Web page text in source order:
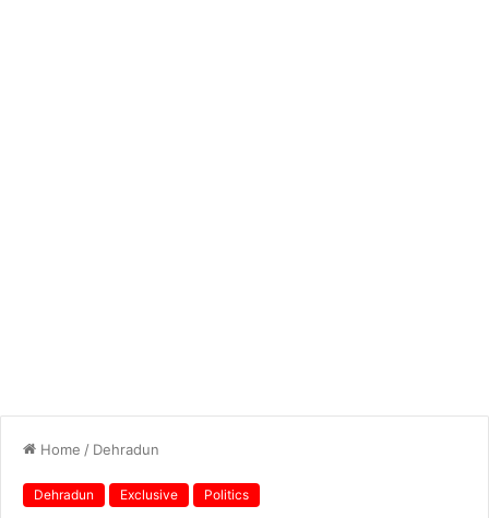
Home / Dehradun
Dehradun Exclusive Politics